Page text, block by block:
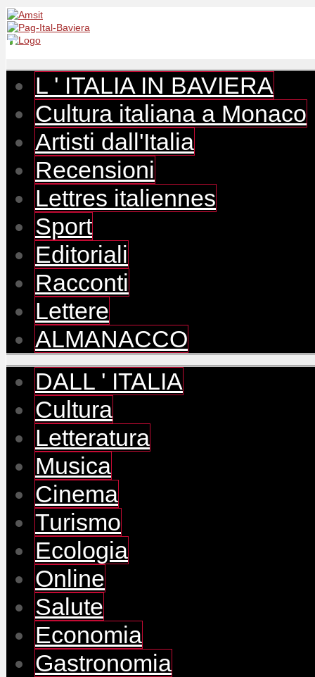
L ' ITALIA IN BAVIERA
Cultura italiana a Monaco
Artisti dall'Italia
Recensioni
Lettres italiennes
Sport
Editoriali
Racconti
Lettere
ALMANACCO
DALL ' ITALIA
Cultura
Letteratura
Musica
Cinema
Turismo
Ecologia
Online
Salute
Economia
Gastronomia